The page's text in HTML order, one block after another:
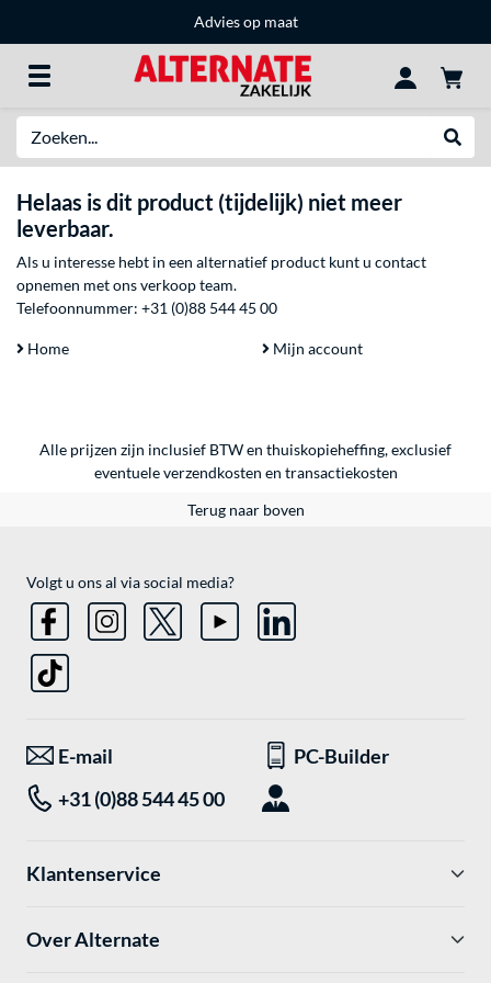
Advies op maat
Helaas is dit product (tijdelijk) niet meer
leverbaar.
Als u interesse hebt in een alternatief product kunt u contact
opnemen met ons verkoop team.
Telefoonnummer: +31 (0)88 544 45 00
Home Mijn account
Alle prijzen zijn inclusief BTW en thuiskopieheffing, exclusief
eventueleverzendkosten en transactiekosten
Terug naar boven
Volgt u ons al via social media?
E-mail
PC-Builder
+31 (0)88 544 45 00
Klantenservice
Over Alternate